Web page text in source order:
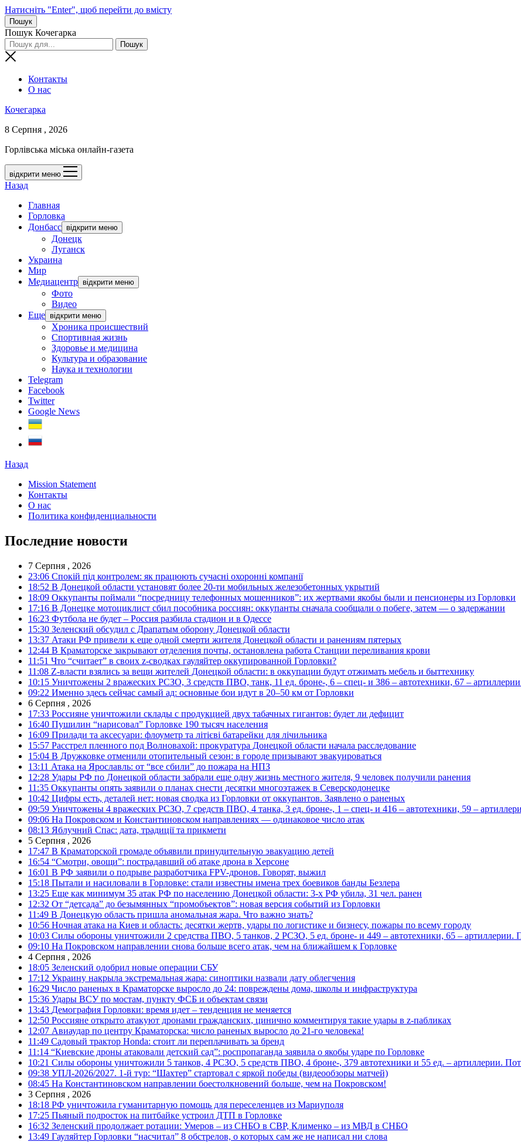
Натисніть "Enter", щоб перейти до вмісту
Пошук
Пошук Кочегарка
Контакты
О нас
Кочегарка
8 Серпня , 2026
Горлівська міська онлайн-газета
відкрити меню
Назад
Главная
Горловка
Донбасс відкрити меню
Донецк
Луганск
Украина
Мир
Медиацентр відкрити меню
Фото
Видео
Еще відкрити меню
Хроника происшествий
Спортивная жизнь
Здоровье и медицина
Культура и образование
Наука и технологии
Telegram
Facebook
Twitter
Google News
Назад
Mission Statement
Контакты
О нас
Политика конфиденциальности
Последние новости
7 Серпня , 2026
23:06 Спокій під контролем: як працюють сучасні охоронні компанії
18:52 В Донецкой области установят более 20-ти мобильных железобетонных укрытий
18:09 Оккупанты поймали “посредницу телефонных мошенников”: их жертвами якобы были и пенсионеры из Горловки
17:16 В Донецке мотоциклист сбил пособника россиян: оккупанты сначала сообщали о побеге, затем — о задержании
16:23 Футбола не будет – Россия разбила стадион и в Одессе
15:30 Зеленский обсудил с Драпатым оборону Донецкой области
13:37 Атаки РФ привели к еще одной смерти жителя Донецкой области и ранениям пятерых
12:44 В Краматорске закрывают отделения почты, остановлена работа Станции переливания крови
11:51 Что “считает” в своих z-сводках гауляйтер оккупированной Горловки?
11:08 Z-власти взялись за вещи жителей Донецкой области: в оккупации будут отжимать мебель и быттехнику
10:15 Уничтожены 2 вражеских РСЗО, 3 средств ПВО, танк, 11 ед. броне-, 6 – спец- и 386 – автотехники, 67 –
09:22 Именно здесь сейчас самый ад: основные бои идут в 20–50 км от Горловки
6 Серпня , 2026
17:33 Россияне уничтожили склады с продукцией двух табачных гигантов: будет ли дефицит
16:40 Пушилин “нарисовал” Горловке 190 тысяч населения
16:09 Прилади та аксесуари: флоуметр та літієві батарейки для лічильника
15:57 Расстрел пленного под Волновахой: прокуратура Донецкой области начала расследование
15:04 В Дружковке отменили отопительный сезон: в городе призывают эвакуироваться
13:11 Атака на Ярославль: от “все сбили” до пожара на НПЗ
12:28 Удары РФ по Донецкой области забрали еще одну жизнь местного жителя, 9 человек получили ранения
11:35 Оккупанты опять заявили о планах снести десятки многоэтажек в Северскодонецке
10:42 Цифры есть, деталей нет: новая сводка из Горловки от оккупантов. Заявлено о раненых
09:59 Уничтожены 4 вражеских РСЗО, 7 средств ПВО, 4 танка, 3 ед. броне-, 1 – спец- и 416 – автотехники, 59 –
09:06 На Покровском и Константиновском направлениях — одинаковое число атак
08:13 Яблучний Спас: дата, традиції та прикмети
5 Серпня , 2026
17:47 В Краматорской громаде объявили принудительную эвакуацию детей
16:54 “Смотри, овощи”: пострадавший об атаке дрона в Херсоне
16:01 В РФ заявили о подрыве разработчика FPV-дронов. Говорят, выжил
15:18 Пытали и насиловали в Горловке: стали известны имена трех боевиков банды Безлера
13:25 Еще как минимум 35 атак РФ по населению Донецкой области: 3-х РФ убила, 31 чел. ранен
12:32 От “детсада” до безымянных “промобъектов”: новая версия событий из Горловки
11:49 В Донецкую область пришла аномальная жара. Что важно знать?
10:56 Ночная атака на Киев и область: десятки жертв, удары по логистике и бизнесу, пожары по всему городу
10:03 Силы обороны уничтожили 2 средства ПВО, 5 танков, 2 РСЗО, 5 ед. броне- и 449 – автотехники, 65 –
09:10 На Покровском направлении снова больше всего атак, чем на ближайшем к Горловке
4 Серпня , 2026
18:05 Зеленский одобрил новые операции СБУ
17:12 Украину накрыла экстремальная жара: синоптики назвали дату облегчения
16:29 Число раненых в Краматорске выросло до 24: повреждены дома, школы и инфраструктура
15:36 Удары ВСУ по мостам, пункту ФСБ и объектам связи
13:43 Демография Горловки: время идет – тенденция не меняется
12:50 Россияне открыто атакуют дронами гражданских, цинично комментируя такие удары в z-пабликах
12:07 Авиаудар по центру Краматорска: число раненых выросло до 21-го человека!
11:49 Садовый трактор Honda: стоит ли переплачивать за бренд
11:14 “Киевские дроны атаковали детский сад”: роспропаганда заявила о якобы ударе по Горловке
10:21 Силы обороны уничтожили 5 танков, 4 РСЗО, 5 средств ПВО, 4 броне-, 379 автотехники и 55 ед. – артиллерии.
09:38 УПЛ-2026/2027. 1-й тур: “Шахтер” стартовал с яркой победы (видеообзоры матчей)
08:45 На Константиновском направлении боестолкновений больше, чем на Покровском!
3 Серпня , 2026
18:18 РФ уничтожила гуманитарную помощь для переселенцев из Мариуполя
17:25 Пьяный подросток на питбайке устроил ДТП в Горловке
16:32 Зеленский продолжает ротации: Умеров – из СНБО в СВР, Клименко – из МВД в СНБО
13:49 Гауляйтер Горловки “насчитал” 8 обстрелов, о которых сам же не написал ни слова